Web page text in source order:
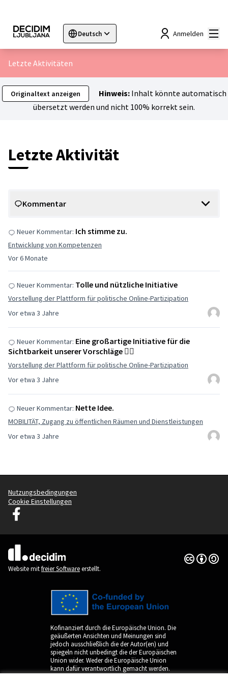
Deutsch
Sprache wählen Choose languageChoisir la langue
Anmelden
Letzte Aktivitäten
Originaltext anzeigen Hinweis:Inhalt könnte automatisch
übersetzt werden und nicht 100% korrekt sein.
Letzte Aktivität
Kommentar
Vor 6 Monate
Neuer Kommentar: Ich stimme zu.
Entwicklung von Kompetenzen
Vor etwa 3 Jahre
Neuer Kommentar: Tolle und nützliche Initiative
Vorstellung der Plattform für politische Online-Partizipation
Vor etwa 3 Jahre
Neuer Kommentar: Eine großartige Initiative für die
Sichtbarkeit unserer Vorschläge 👌🏽
Vorstellung der Plattform für politische Online-Partizipation
Vor etwa 3 Jahre
Neuer Kommentar: Nette Idee.
MOBILITÄT, Zugang zu öffentlichen Räumen und Dienstleistungen
Nutzungsbedingungen
Cookie Einstellungen
Decidim Ljubljana auf Facebook
(Externer Link)
Website mitfreier Softwareerstellt.
Creative
(Externer
Kofinanziert durch die Europäische Union. Die
geäußerten Ansichten und Meinungen sind
jedoch ausschließlich die der Autor(en) und
spiegeln nicht unbedingt die der Europäischen
Union wider. Weder die Europäische Union
kann dafür verantwortlich gemacht werden.